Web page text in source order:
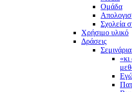
Ομάδα
Σχολεία
Χρήσιμο υλικό
Δράσεις